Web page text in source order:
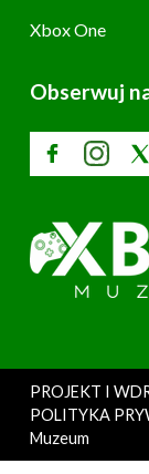
Xbox One
Obserwuj
PROJEKT I
POLITYKA
Muzeum